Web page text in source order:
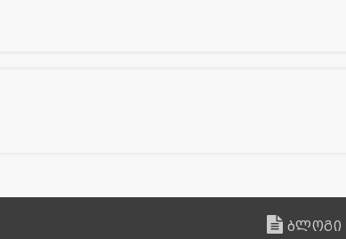
ბლოგი